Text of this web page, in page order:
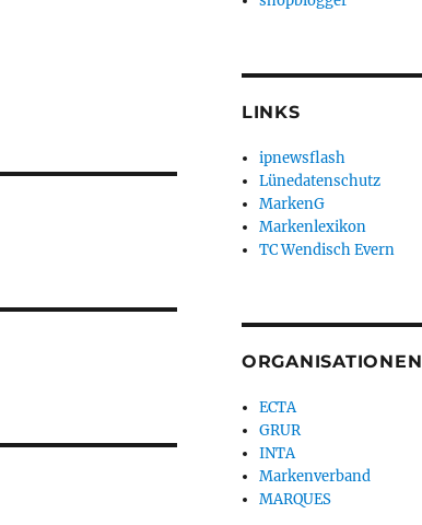
LINKS
ipnewsflash
Lünedatenschutz
MarkenG
Markenlexikon
TC Wendisch Evern
ORGANISATIONEN
ECTA
GRUR
INTA
Markenverband
MARQUES